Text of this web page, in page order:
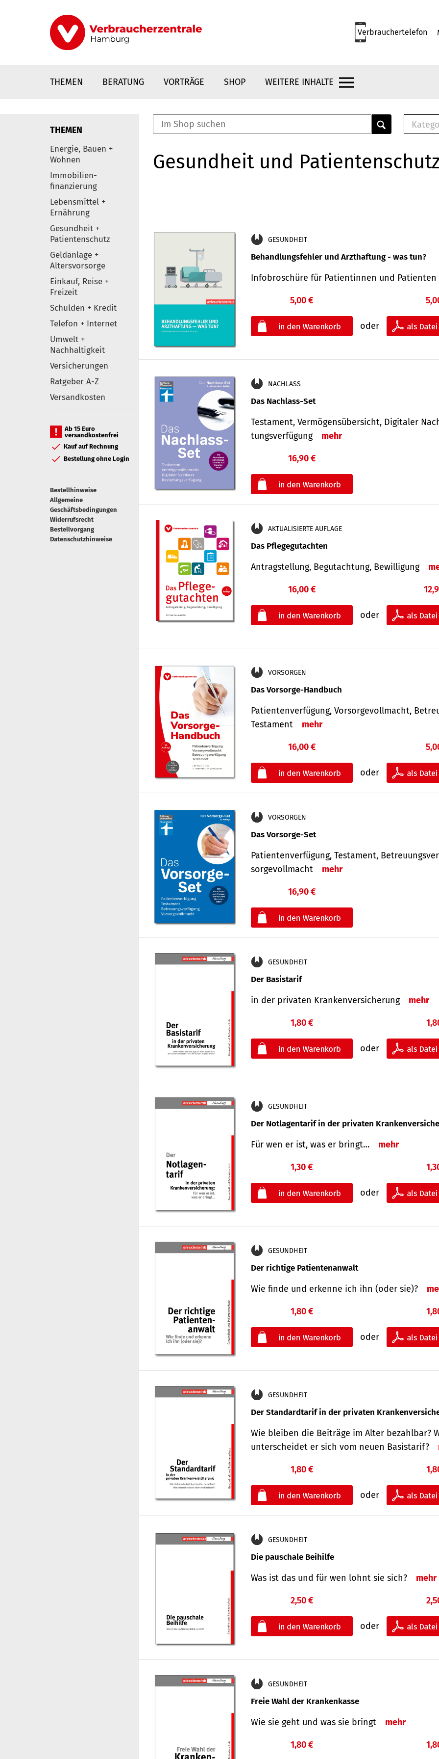
Verbrauchertelefon
THEMEN BERATUNG VORTRÄGE SHOP WEITERE INHALTE
Elemente
THEMEN
Energie, Bauen +
Wohnen
Immobilien-
finanzierung
Lebensmittel +
Ernährung
Gesundheit +
Patientenschutz
Geldanlage +
Altersvorsorge
Einkauf, Reise +
Freizeit
Schulden + Kredit
Telefon + Internet
Umwelt +
Nachhaltigkeit
Versicherungen
Ratgeber A-Z
Versandkosten
Ab 15 Euro
versandkostenfrei
Kauf auf Rechnung
Bestellung ohne Login
Bestellhinweise
Allgemeine
Geschäftsbedingungen
Widerrufsrecht
Bestellvorgang
Datenschutzhinweise
E-
Gesundheit und
GESUNDHEIT
Behandlungsfehler und Arzthaftung - was tun?
Infobroschüre für Patientinnen und
5,00 €
oder
NACHLASS
Das Nachlass-Set
Testament, Vermögens­übersicht, Digitaler
tungs­ver­fügung
mehr
16,90 €
AKTUALISIERTE AUFLAGE
Das Pflegegutachten
Antragstellung, Begutachtung, Bewilligung
16,00 €
oder
VORSORGEN
Das Vorsorge-Handbuch
Patientenverfügung, Vorsorgevollmacht,
Testament
mehr
16,00 €
oder
VORSORGEN
Das Vorsorge-Set
Patienten­ver­fügung, Testa­ment,
sorge­voll­macht
mehr
16,90 €
GESUNDHEIT
Der Basistarif
in der privaten Kran­ken­ver­siche­rung mehr
1,80 €
oder
GESUNDHEIT
Der Notlagentarif in der privaten
Für wen er ist, was er bringt… mehr
1,30 €
oder
GESUNDHEIT
Der richtige Patientenanwalt
Wie finde und erkenne ich ihn (oder sie)?
1,80 €
oder
GESUNDHEIT
Der Standard­tarif in der privaten
Wie bleiben die Beiträge im Alter bezahlbar?
unterscheidet er sich vom neuen Basistarif?
1,80 €
oder
GESUNDHEIT
Die pauschale Beihilfe
Was ist das und für wen lohnt sie sich? mehr
2,50 €
oder
GESUNDHEIT
Freie Wahl der Krankenkasse
Wie sie geht und was sie bringt mehr
1,80 €